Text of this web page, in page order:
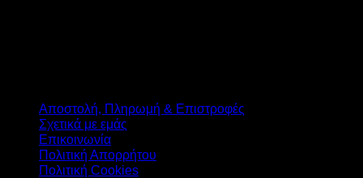
Αποστολή, Πληρωμή & Επιστροφές
Σχετικά με εμάς
Επικοινωνία
Πολιτική Απορρήτου
Πολιτική Cookies